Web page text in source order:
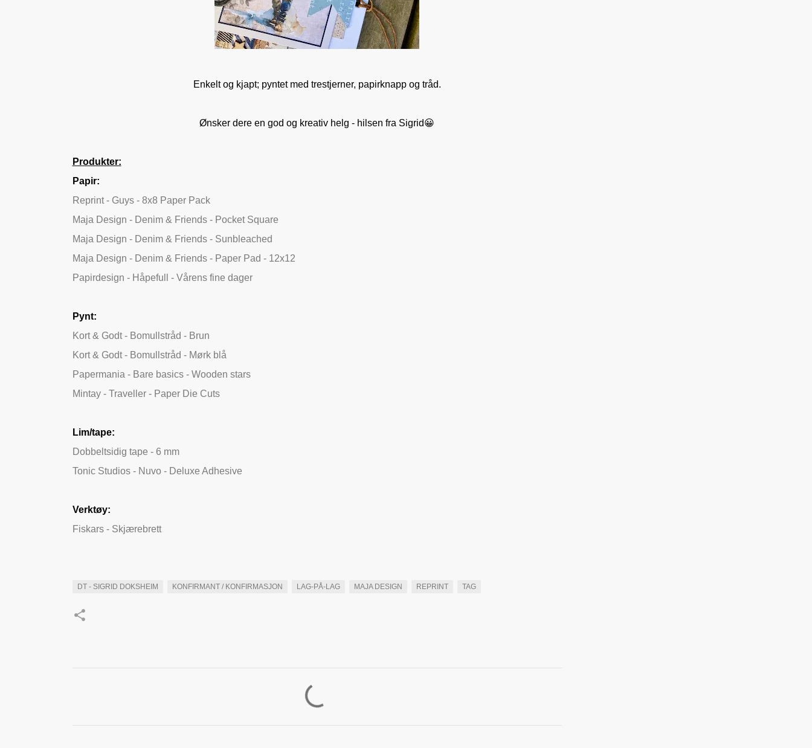
Enkelt og kjapt; pyntet med trestjerner, papirknapp og tråd.
Ønsker dere en god og kreativ helg - hilsen fra Sigrid😀
Produkter:
Papir:
Reprint - Guys - 8x8 Paper Pack
Maja Design - Denim & Friends - Pocket Square
Maja Design - Denim & Friends - Sunbleached
Maja Design - Denim & Friends - Paper Pad - 12x12
Papirdesign - Håpefull - Vårens fine dager
Pynt:
Kort & Godt - Bomullstråd - Brun
Kort & Godt - Bomullstråd - Mørk blå
Papermania - Bare basics - Wooden stars
Mintay - Traveller - Paper Die Cuts
Lim/tape:
Dobbeltsidig tape - 6 mm
Tonic Studios - Nuvo - Deluxe Adhesive
Verktøy:
Fiskars - Skjærebrett
DT - SIGRID DOKSHEIM KONFIRMANT / KONFIRMASJON LAG-PÅ-LAG MAJA DESIGN REPRINT TAG